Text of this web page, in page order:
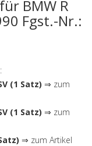
für BMW R
Fgst.-Nr.:
(1 Satz) ⇒ zum
(1 Satz) ⇒ zum
⇒ zum Artikel